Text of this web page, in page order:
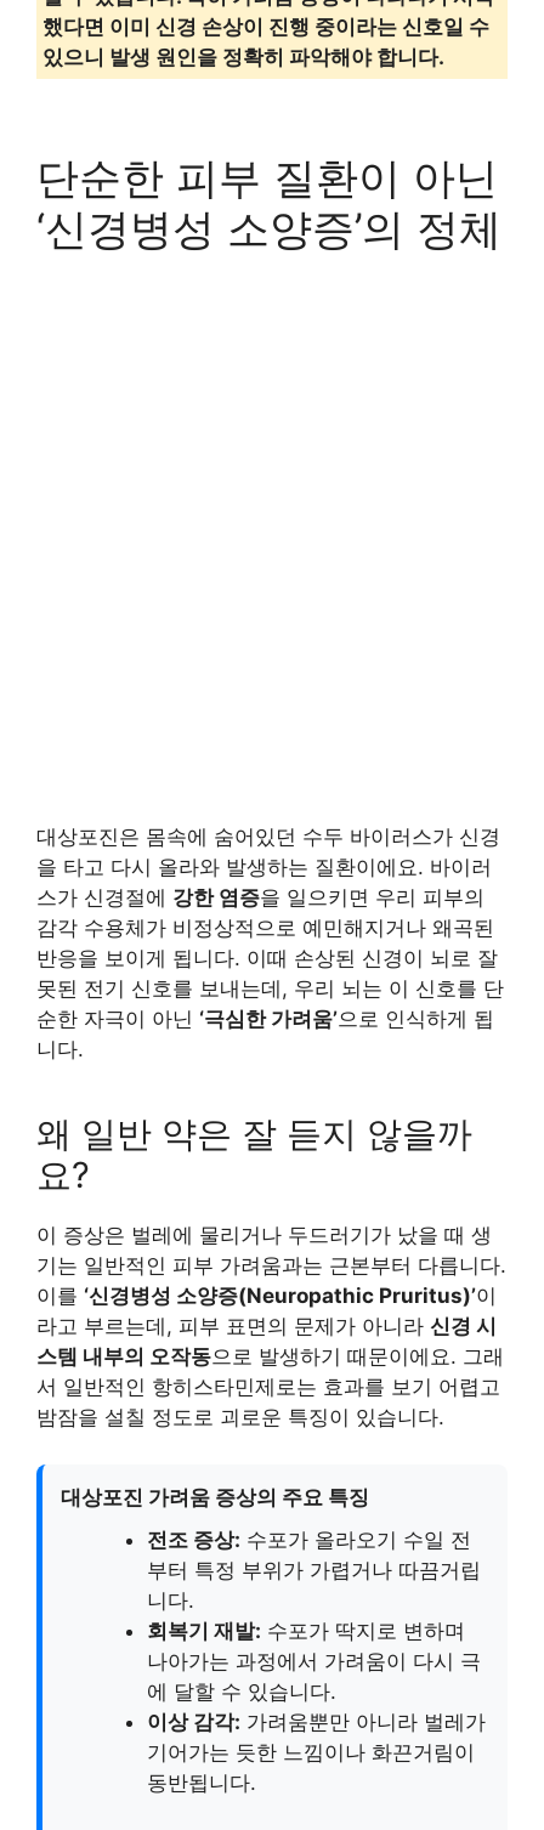
했다면 이미 신경 손상이 진행 중이라는 신호일 수
있으니 발생 원인을 정확히 파악해야 합니다.
단순한 피부 질환이 아닌
‘신경병성 소양증’의 정체
대상포진은 몸속에 숨어있던 수두 바이러스가 신경
을 타고 다시 올라와 발생하는 질환이에요. 바이러
스가 신경절에 강한 염증을 일으키면 우리 피부의
감각 수용체가 비정상적으로 예민해지거나 왜곡된
반응을 보이게 됩니다. 이때 손상된 신경이 뇌로 잘
못된 전기 신호를 보내는데, 우리 뇌는 이 신호를 단
순한 자극이 아닌 ‘극심한 가려움’으로 인식하게 됩
니다.
왜 일반 약은 잘 듣지 않을까
요?
이 증상은 벌레에 물리거나 두드러기가 났을 때 생
기는 일반적인 피부 가려움과는 근본부터 다릅니다.
이를 ‘신경병성 소양증(Neuropathic Pruritus)’이
라고 부르는데, 피부 표면의 문제가 아니라 신경 시
스템 내부의 오작동으로 발생하기 때문이에요. 그래
서 일반적인 항히스타민제로는 효과를 보기 어렵고
밤잠을 설칠 정도로 괴로운 특징이 있습니다.
대상포진 가려움 증상의 주요 특징
전조 증상: 수포가 올라오기 수일 전
부터 특정 부위가 가렵거나 따끔거립
니다.
회복기 재발: 수포가 딱지로 변하며
나아가는 과정에서 가려움이 다시 극
에 달할 수 있습니다.
이상 감각: 가려움뿐만 아니라 벌레가
기어가는 듯한 느낌이나 화끈거림이
동반됩니다.